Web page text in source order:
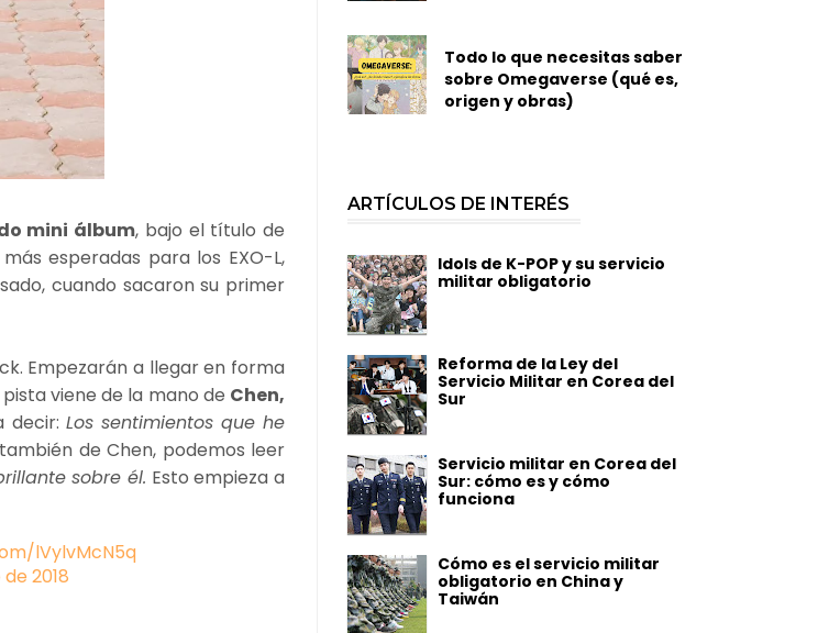
mini álbum, bajo el título de
esperadas para los EXO-L,
cuando sacaron su primer
Empezarán a llegar en forma
viene de la mano de Chen,
decir: Los sentimientos que he
de Chen, podemos leer
sobre él. Esto empieza a
lVylvMcN5q
2018
Todo lo que necesitas saber
sobre Omegaverse (qué es,
origen y obras)
ARTÍCULOS DE INTERÉS
Idols de K-POP y su servicio
militar obligatorio
Reforma de la Ley del
Servicio Militar en Corea del
Sur
Servicio militar en Corea del
Sur: cómo es y cómo
funciona
Cómo es el servicio militar
obligatorio en China y
Taiwán